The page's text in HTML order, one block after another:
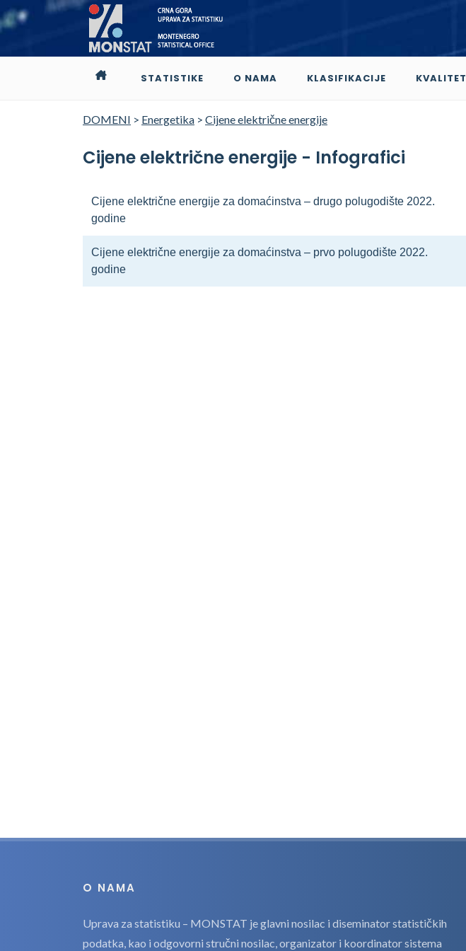
STATISTIKE O NAMA KLASIFIKACIJE KVALITET
DOMENI > Energetika > Cijene električne energije
Cijene električne energije - Infografici
Cijene električne energije za domaćinstva – drugo polugodište 2022.
godine
Cijene električne energije za domaćinstva – prvo polugodište 2022.
godine
O NAMA
Uprava za statistiku – MONSTAT je glavni nosilac i diseminator statističkih
podatka, kao i odgovorni stručni nosilac, organizator i koordinator sistema